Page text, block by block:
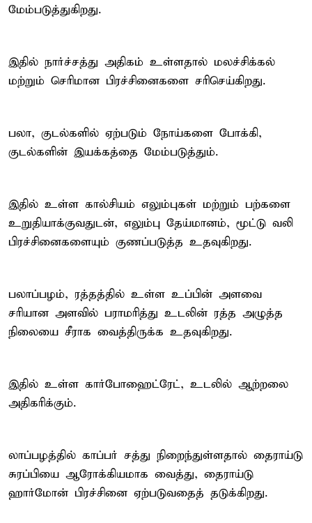
மேம்படுத்துகிறது.
இதில் நார்ச்சத்து அதிகம் உள்ளதால் மலச்சிக்கல்
மற்றும் செரிமான பிரச்சினைகளை சரிசெய்கிறது.
பலா, குடல்களில் ஏற்படும் நோய்களை போக்கி,
குடல்களின் இயக்கத்தை மேம்படுத்தும்.
இதில் உள்ள கால்சியம் எலும்புகள் மற்றும் பற்களை
உறுதியாக்குவதுடன், எலும்பு தேய்மானம், மூட்டு வலி
பிரச்சினைகளையும் குணப்படுத்த உதவுகிறது.
பலாப்பழம், ரத்தத்தில் உள்ள உப்பின் அளவை
சரியான அளவில் பராமரித்து உடலின் ரத்த அழுத்த
நிலையை சீராக வைத்திருக்க உதவுகிறது.
இதில் உள்ள கார்போஹைட்ரேட், உடலில் ஆற்றலை
அதிகரிக்கும்.
லாப்பழத்தில் காப்பர் சத்து நிறைந்துள்ளதால் தைராய்டு
சுரப்பியை ஆரோக்கியமாக வைத்து, தைராய்டு
ஹார்மோன் பிரச்சினை ஏற்படுவதைத் தடுக்கிறது.